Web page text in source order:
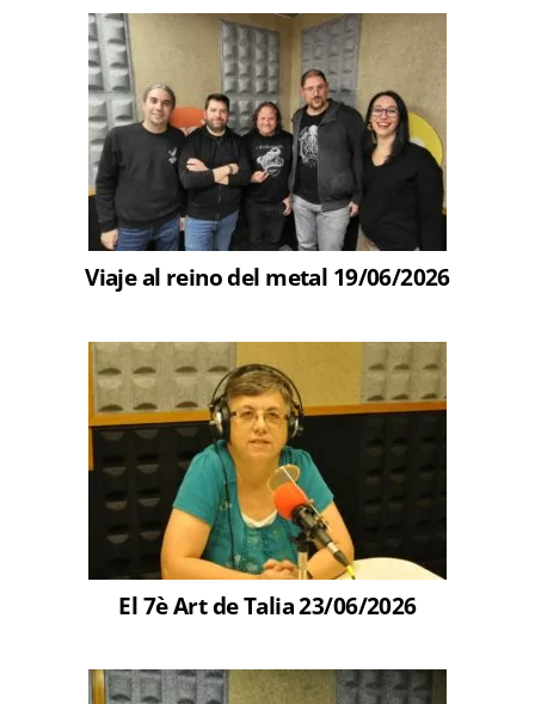
Viaje al reino del metal 19/06/2026
El 7è Art de Talia 23/06/2026